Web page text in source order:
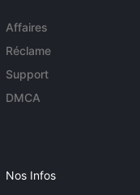
Affaires
Réclame
Support
DMCA
Nos Infos